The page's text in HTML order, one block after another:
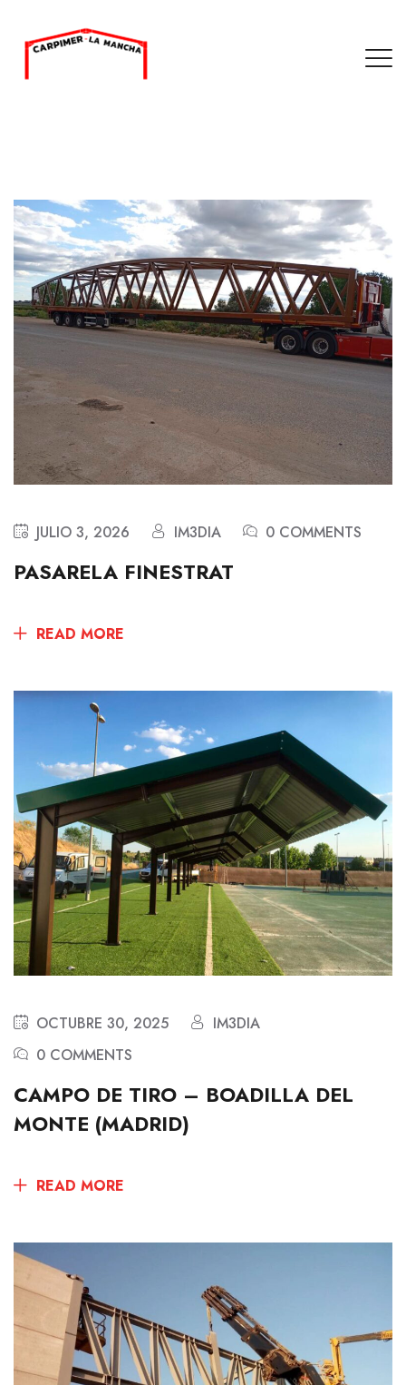
JULIO 3, 2026 IM3DIA 0 COMMENTS
PASARELA FINESTRAT
READ MORE
OCTUBRE 30, 2025
IM3DIA
0 COMMENTS
CAMPO DE TIRO – BOADILLA DEL
MONTE (MADRID)
READ MORE